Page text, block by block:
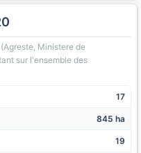
Ministere de
sur l'ensemble des
17
845 ha
19